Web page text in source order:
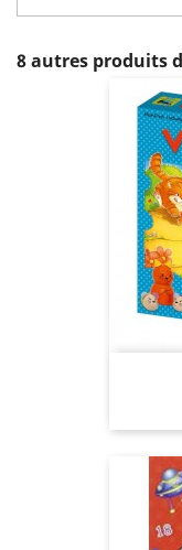
8 autres produits